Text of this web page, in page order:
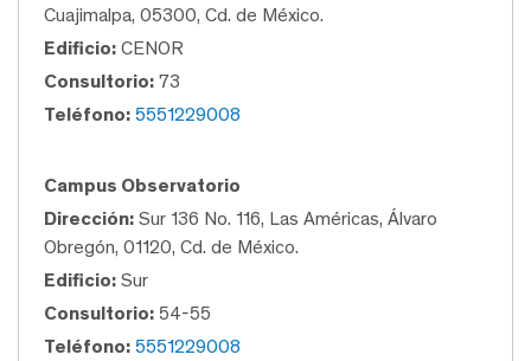
Cuajimalpa, 05300, Cd. de México.
Edificio: CENOR
Consultorio: 73
Teléfono: 5551229008
Campus Observatorio
Dirección: Sur 136 No. 116, Las Américas, Álvaro
Obregón, 01120, Cd. de México.
Edificio: Sur
Consultorio: 54-55
Teléfono: 5551229008